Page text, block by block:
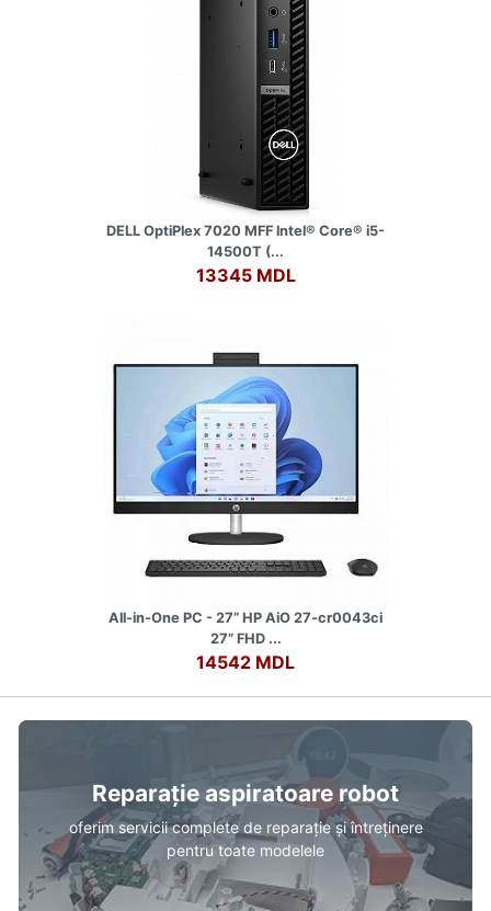
DELL OptiPlex 7020 MFF lntel® Core® i5-
14500T (...
13345 MDL
All-in-One PC - 27” HP AiO 27-cr0043ci
27” FHD ...
14542 MDL
Reparație aspiratoare robot
oferim servicii complete de reparație și întreținere
pentru toate modelele